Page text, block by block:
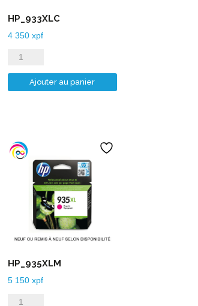
HP_933XLC
4 350 xpf
quantité
de
HP_933XLC
Ajouter au panier
HP_935XLM
5 150 xpf
quantité